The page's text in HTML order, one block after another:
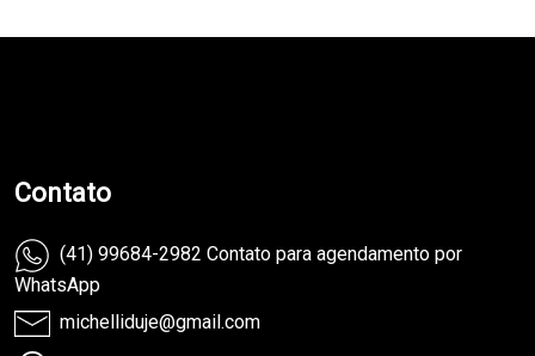
Contato
(41) 99684-2982 Contato para agendamento por
WhatsApp
michelliduje@gmail.com